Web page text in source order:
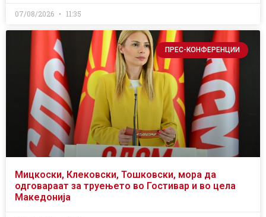
07/08/2026 11:35
ПРЕС-КОНФЕРЕНЦИИ
Мицкоски, Клековски, Тошковски, мора да
одговараат за труењето во Гостивар и во цела
Македонија